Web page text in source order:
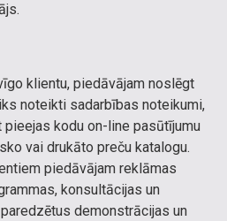
klientu, piedāvājam noslēgt
noteikti sadarbības noteikumi,
pieejas kodu on-line pasūtījumu
vai drukāto preču katalogu.
piedāvājam reklāmas
konsultācijas un
demonstrācijas un